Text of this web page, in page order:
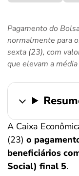
Pagamento do
normalmente para
sexta (23), com
que elevam a
A Caixa
(23) o
beneficiários
Social) final 5.